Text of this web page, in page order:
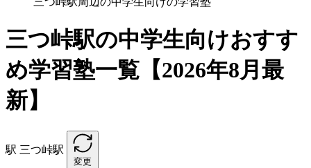
三つ峠駅の中学生向けおすす
め学習塾一覧【2026年8月最
新】
駅 三つ峠駅
変更